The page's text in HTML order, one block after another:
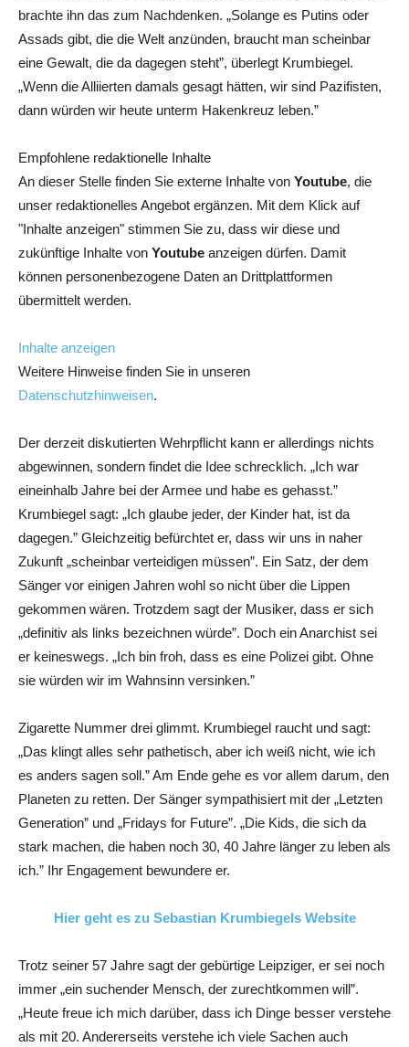
brachte ihn das zum Nachdenken. „Solange es Putins oder
Assads gibt, die die Welt anzünden, braucht man scheinbar
eine Gewalt, die da dagegen steht”, überlegt Krumbiegel.
„Wenn die Alliierten damals gesagt hätten, wir sind Pazifisten,
dann würden wir heute unterm Hakenkreuz leben.”
Empfohlene redaktionelle Inhalte
An dieser Stelle finden Sie externe Inhalte von Youtube, die
unser redaktionelles Angebot ergänzen. Mit dem Klick auf
"Inhalte anzeigen" stimmen Sie zu, dass wir diese und
zukünftige Inhalte von Youtube anzeigen dürfen. Damit
können personenbezogene Daten an Drittplattformen
übermittelt werden.
Inhalte anzeigen
Weitere Hinweise finden Sie in unseren
Datenschutzhinweisen.
Der derzeit diskutierten Wehrpflicht kann er allerdings nichts
abgewinnen, sondern findet die Idee schrecklich. „Ich war
eineinhalb Jahre bei der Armee und habe es gehasst.”
Krumbiegel sagt: „Ich glaube jeder, der Kinder hat, ist da
dagegen.” Gleichzeitig befürchtet er, dass wir uns in naher
Zukunft „scheinbar verteidigen müssen”. Ein Satz, der dem
Sänger vor einigen Jahren wohl so nicht über die Lippen
gekommen wären. Trotzdem sagt der Musiker, dass er sich
„definitiv als links bezeichnen würde”. Doch ein Anarchist sei
er keineswegs. „Ich bin froh, dass es eine Polizei gibt. Ohne
sie würden wir im Wahnsinn versinken.”
Zigarette Nummer drei glimmt. Krumbiegel raucht und sagt:
„Das klingt alles sehr pathetisch, aber ich weiß nicht, wie ich
es anders sagen soll.” Am Ende gehe es vor allem darum, den
Planeten zu retten. Der Sänger sympathisiert mit der „Letzten
Generation” und „Fridays for Future”. „Die Kids, die sich da
stark machen, die haben noch 30, 40 Jahre länger zu leben als
ich.” Ihr Engagement bewundere er.
Hier geht es zu Sebastian Krumbiegels Website
Trotz seiner 57 Jahre sagt der gebürtige Leipziger, er sei noch
immer „ein suchender Mensch, der zurechtkommen will”.
„Heute freue ich mich darüber, dass ich Dinge besser verstehe
als mit 20. Andererseits verstehe ich viele Sachen auch